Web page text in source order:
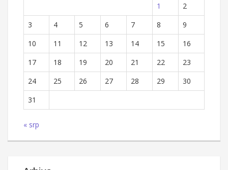
1
2
3
4 5 6 7 8
9
10
11 12 13 14 15
16
17
18 19 20 21 22
23
24
25 26 27 28 29
30
31
« srp